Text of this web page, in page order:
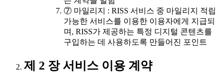
⑦ 마일리지 : RISS 서비스 중 마일리지 적립
가능한 서비스를 이용한 이용자에게 지급되
며, RISS가 제공하는 특정 디지털 콘텐츠를
구입하는 데 사용하도록 만들어진 포인트
제 2 장 서비스 이용 계약